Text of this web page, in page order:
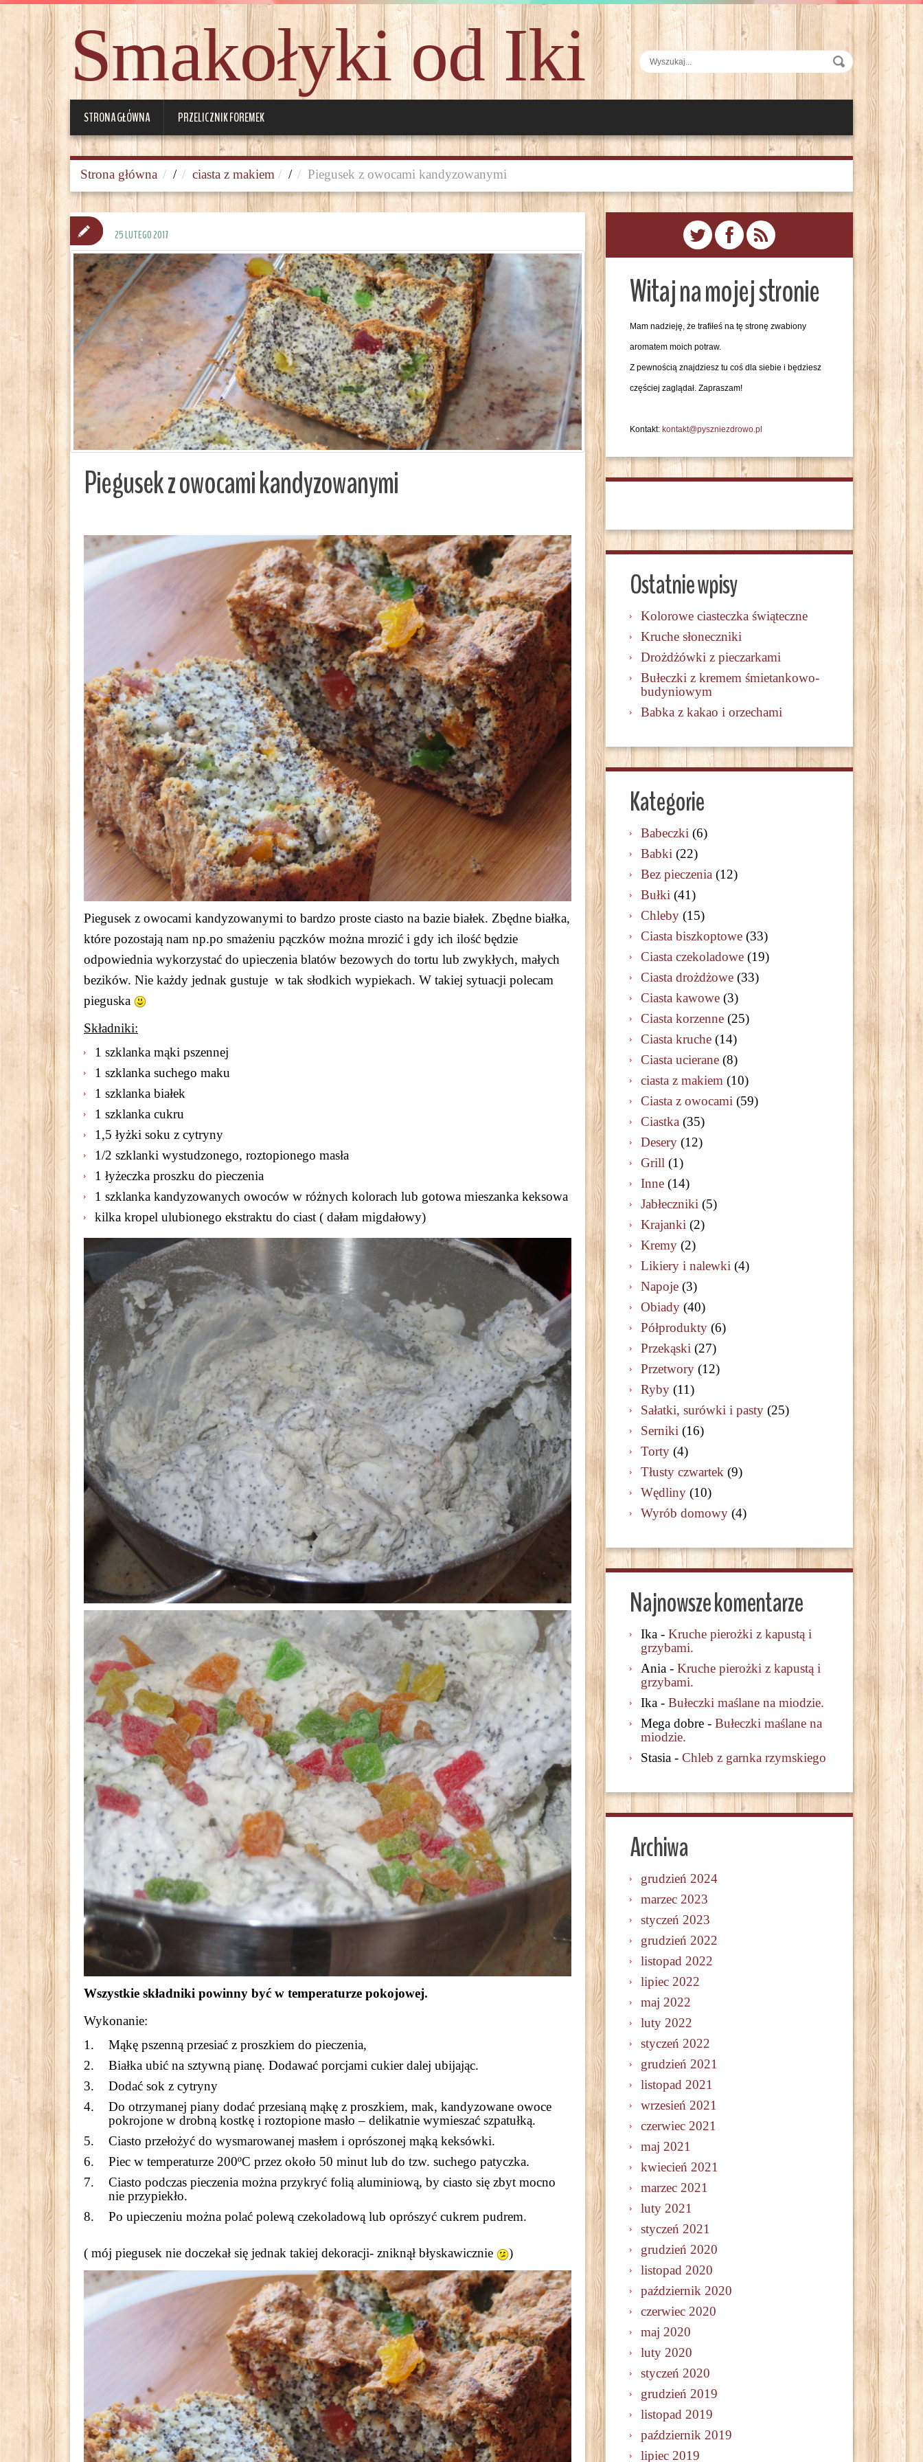
Smakołyki od Iki
STRONA GŁÓWNA PRZELICZNIK FOREMEK
Strona główna / ciasta z makiem / Piegusek z owocami kandyzowanymi
Piegusek z owocami kandyzowanymi
Piegusek z owocami kandyzowanymi to bardzo proste ciasto na bazie białek. Zbędne białka,
które pozostają nam np.po smażeniu pączków można mrozić i gdy ich ilość będzie
odpowiednia wykorzystać do upieczenia blatów bezowych do tortu lub zwykłych, małych
bezików. Nie każdy jednak gustuje w tak słodkich wypiekach. W takiej sytuacji polecam
pieguska
Składniki:
1 szklanka mąki pszennej
1 szklanka suchego maku
1 szklanka białek
1 szklanka cukru
1,5 łyżki soku z cytryny
1/2 szklanki wystudzonego, roztopionego masła
1 łyżeczka proszku do pieczenia
1 szklanka kandyzowanych owoców w różnych kolorach lub gotowa mieszanka keksowa
kilka kropel ulubionego ekstraktu do ciast ( dałam migdałowy)
Wszystkie składniki powinny być w temperaturze pokojowej.
Wykonanie:
Mąkę pszenną przesiać z proszkiem do pieczenia,
Białka ubić na sztywną pianę. Dodawać porcjami cukier dalej ubijając.
Dodać sok z cytryny
Do otrzymanej piany dodać przesianą mąkę z proszkiem, mak, kandyzowane owoce
pokrojone w drobną kostkę i roztopione masło – delikatnie wymieszać szpatułką.
Ciasto przełożyć do wysmarowanej masłem i oprószonej mąką keksówki.
Piec w temperaturze 200ºC przez około 50 minut lub do tzw. suchego patyczka.
Ciasto podczas pieczenia można przykryć folią aluminiową, by ciasto się zbyt mocno
nie przypiekło.
Po upieczeniu można polać polewą czekoladową lub oprószyć cukrem pudrem.
( mój piegusek nie doczekał się jednak takiej dekoracji- zniknął błyskawicznie )
25 LUTEGO 2017
Witaj na mojej stronie
Mam nadzieję, że trafiłeś na tę stronę zwabiony
aromatem moich potraw.
Z pewnością znajdziesz tu coś dla siebie i będziesz
częściej zaglądał. Zapraszam!
Kontakt: kontakt@pyszniezdrowo.pl
Ostatnie wpisy
Kolorowe ciasteczka świąteczne
Kruche słoneczniki
Drożdżówki z pieczarkami
Bułeczki z kremem śmietankowo-
budyniowym
Babka z kakao i orzechami
Kategorie
Babeczki (6)
Babki (22)
Bez pieczenia (12)
Bułki (41)
Chleby (15)
Ciasta biszkoptowe (33)
Ciasta czekoladowe (19)
Ciasta drożdżowe (33)
Ciasta kawowe (3)
Ciasta korzenne (25)
Ciasta kruche (14)
Ciasta ucierane (8)
ciasta z makiem (10)
Ciasta z owocami (59)
Ciastka (35)
Desery (12)
Grill (1)
Inne (14)
Jabłeczniki (5)
Krajanki (2)
Kremy (2)
Likiery i nalewki (4)
Napoje (3)
Obiady (40)
Półprodukty (6)
Przekąski (27)
Przetwory (12)
Ryby (11)
Sałatki, surówki i pasty (25)
Serniki (16)
Torty (4)
Tłusty czwartek (9)
Wędliny (10)
Wyrób domowy (4)
Najnowsze komentarze
Ika - Kruche pierożki z kapustą i
grzybami.
Ania - Kruche pierożki z kapustą i
grzybami.
Ika - Bułeczki maślane na miodzie.
Mega dobre - Bułeczki maślane na
miodzie.
Stasia - Chleb z garnka rzymskiego
Archiwa
grudzień 2024
marzec 2023
styczeń 2023
grudzień 2022
listopad 2022
lipiec 2022
maj 2022
luty 2022
styczeń 2022
grudzień 2021
listopad 2021
wrzesień 2021
czerwiec 2021
maj 2021
kwiecień 2021
marzec 2021
luty 2021
styczeń 2021
grudzień 2020
listopad 2020
październik 2020
czerwiec 2020
maj 2020
luty 2020
styczeń 2020
grudzień 2019
listopad 2019
październik 2019
lipiec 2019